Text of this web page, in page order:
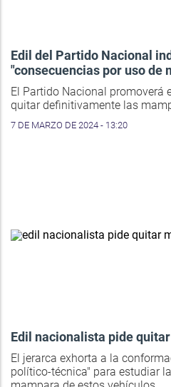
Edil del Partido Nacional
"consecuencias por uso de
El Partido Nacional promoverá
quitar definitivamente las
7 DE MARZO DE 2024 - 13:20
Edil nacionalista pide
El jerarca exhorta a la
político-técnica" para estudiar